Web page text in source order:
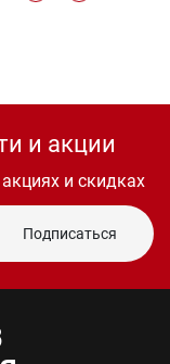
и акции
и скидках
Подписаться